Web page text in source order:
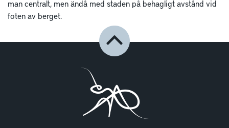
man centralt, men ändå med staden på behagligt avstånd vid
foten av berget.